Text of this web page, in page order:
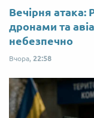
Вечірня атака:
дронами та
небезпечно
Вчора, 22:58